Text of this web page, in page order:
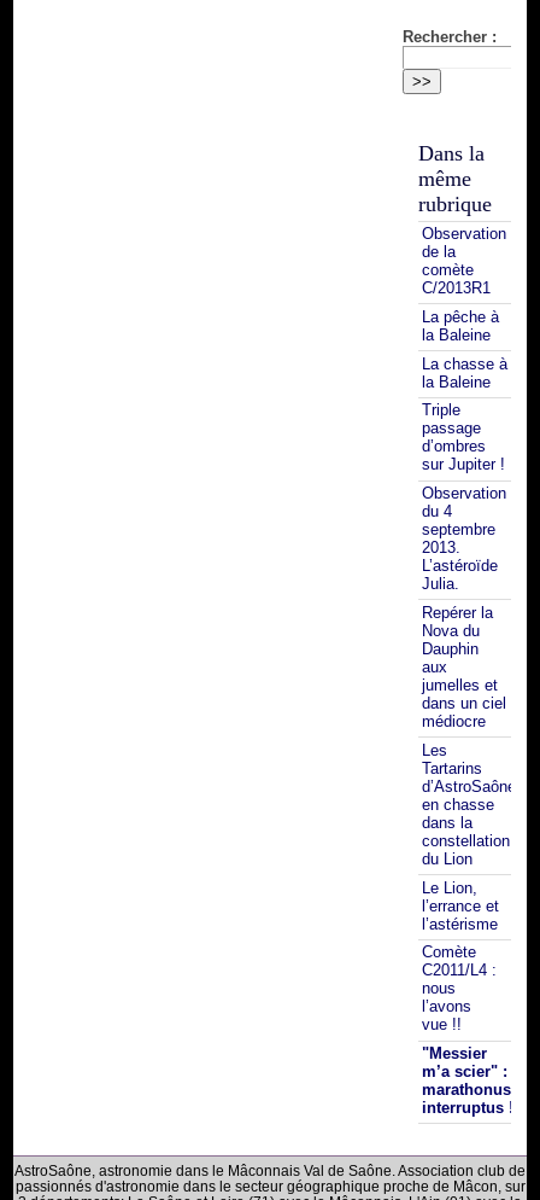
Rechercher :
Dans la
même
rubrique
Observation
de la
comète
C/2013R1
La pêche à
la Baleine
La chasse à
la Baleine
Triple
passage
d’ombres
sur Jupiter !
Observation
du 4
septembre
2013.
L’astéroïde
Julia.
Repérer la
Nova du
Dauphin
aux
jumelles et
dans un ciel
médiocre
Les
Tartarins
d’AstroSaône
en chasse
dans la
constellation
du Lion
Le Lion,
l’errance et
l’astérisme
Comète
C2011/L4 :
nous
l’avons
vue !!
"Messier
m’a scier" :
marathonus
interruptus !
AstroSaône, astronomie dans le Mâconnais Val de Saône. Association club de
passionnés d'astronomie dans le secteur géographique proche de Mâcon, sur